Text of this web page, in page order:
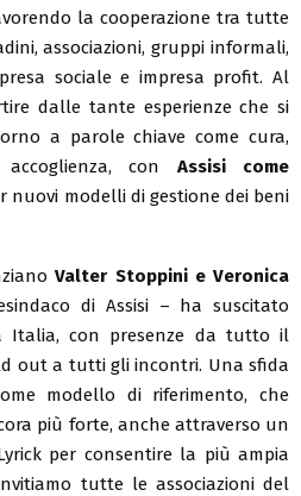
la cooperazione tra tutte
associazioni, gruppi informali,
sociale e impresa profit. Al
dalle tante esperienze che si
a parole chiave come cura,
accoglienza, con Assisi come
nuovi modelli di gestione dei beni
Valter Stoppini e Veronica
di Assisi – ha suscitato
Italia, con presenze da tutto il
out a tutti gli incontri. Una sfida
modello di riferimento, che
più forte, anche attraverso un
per consentire la più ampia
tutte le associazioni del